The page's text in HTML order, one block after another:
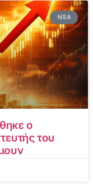
ΝΈΑ
ο
του